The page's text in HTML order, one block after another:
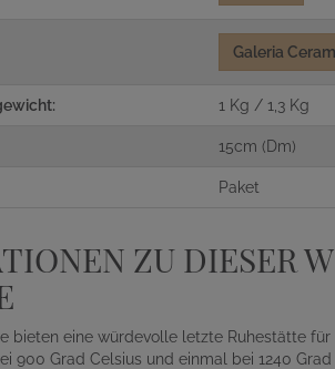
Galeria
1 Kg / 1,3 Kg
15cm (Dm)
Paket
ZU DIESER
bieten eine würdevolle letzte Ruhestätte
900 Grad Celsius und einmal bei 1240